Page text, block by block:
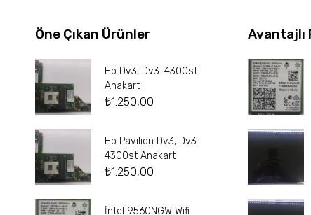
Öne Çıkan Ürünler
Hp Dv3, Dv3-4300st
Anakart
₺1.250,00
Hp Pavilion Dv3, Dv3-
4300st Anakart
₺1.250,00
İntel 9560NGW Wifi
Avantajlı